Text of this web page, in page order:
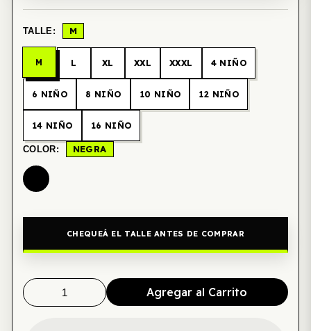
TALLE: M
M L XL XXL XXXL 4 NIÑO
6 NIÑO 8 NIÑO 10 NIÑO 12 NIÑO
14 NIÑO 16 NIÑO
COLOR: NEGRA
CHEQUEÁ EL TALLE ANTES DE COMPRAR
Agregar al Carrito